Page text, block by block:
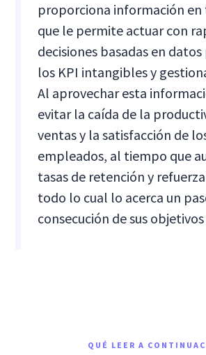
proporciona información
que le permite actuar con
decisiones basadas en
los KPI intangibles y
Al aprovechar esta
evitar la caída de la
ventas y la satisfacción de
empleados, al tiempo que
tasas de retención y
todo lo cual lo acerca un
consecución de sus
QUÉ LEER A